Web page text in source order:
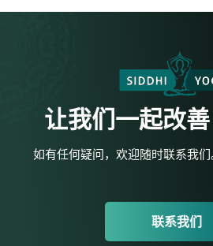
让我们一起改善
如有任何疑问，欢迎随时联系我
联系我们